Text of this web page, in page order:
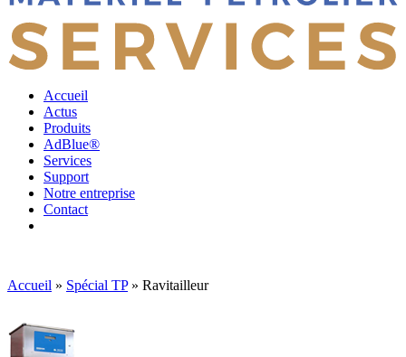
Accueil
Actus
Produits
AdBlue®
Services
Support
Notre entreprise
Contact
Accueil » Spécial TP» Ravitailleur